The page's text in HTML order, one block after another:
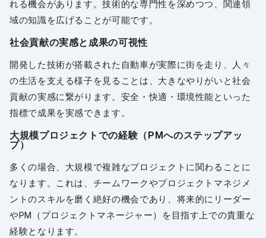
れる機会があります。技術的な専門性を深めつつ、関連領
域の知識を広げることが可能です。
社会貢献の実感と成果の可視性
開発した技術が搭載された自動車が実際に街を走り、人々
の生活を支える様子を見ることは、大きなやりがいと社会
貢献の実感に繋がります。安全・快適・環境性能といった
指標で成果を実感できます。
大規模プロジェクトでの経験（PMへのステップアッ
プ）
多くの場合、大規模で複雑なプロジェクトに関わることに
なります。これは、チームワークやプロジェクトマネジメ
ントのスキルを磨く絶好の機会であり、将来的にリーダー
やPM（プロジェクトマネージャー）を目指す上での貴重な
経験となります。